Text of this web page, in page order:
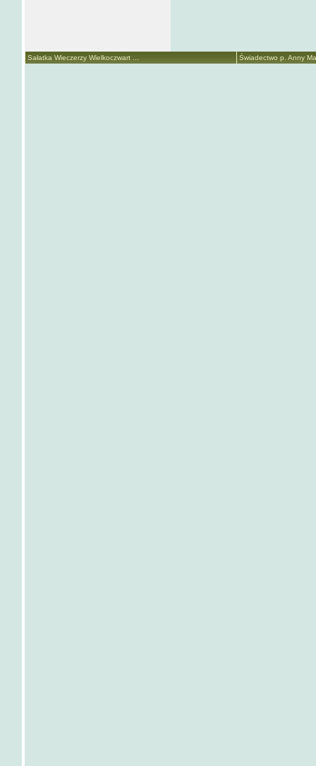
Sałatka Wieczerzy Wielkoczwart ... Świadectwo p. Anny